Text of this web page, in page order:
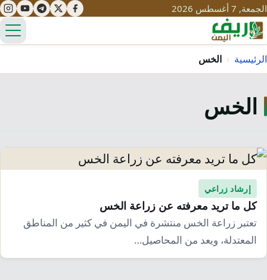
الجمعة, 7 أغسطس 2026
تعليم
مياه
طرُق
قصص نجاح
مبادرات
سياحة
تراث
ثقافة
التغير المناخي
محميات
التلوث
تحديات
حلول
نساء
الرئيسية › الخس
الخس
إرشاد زراعي
كل ما تريد معرفته عن زراعة الخس
تعتبر زراعة الخس منتشرة في اليمن في كثير من المناطق
المعتدلة، ويعد من المحاصيل…